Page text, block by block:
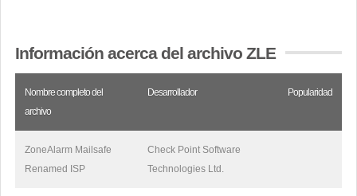
Información acerca del archivo ZLE
Nombre completo del
archivo
Desarrollador Popularidad
ZoneAlarm Mailsafe
Renamed ISP
Check Point Software
Technologies Ltd.